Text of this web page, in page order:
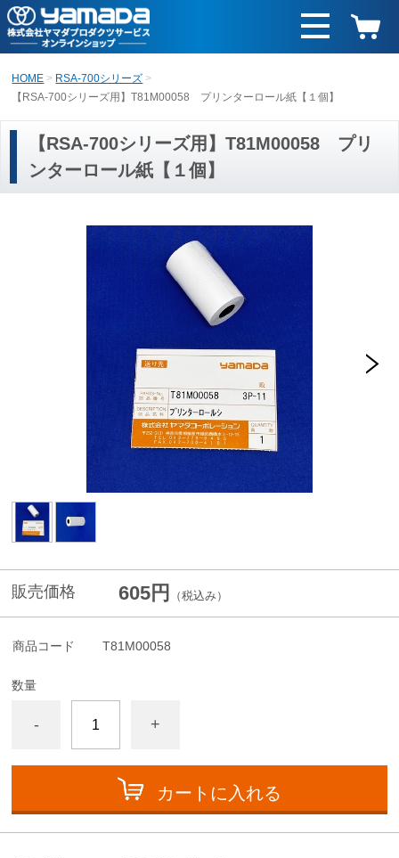
HOME
RSA-700シリーズ
【RSA-700シリーズ用】T81M00058 プリンターロール紙【１個】
【RSA-700シリーズ用】T81M00058 プリ
ンターロール紙【１個】
販売価格 605円 （税込み）
商品コード T81M00058
数量
- +
カートに入れる